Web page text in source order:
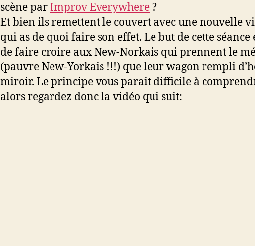
scène parImprov Everywhere?
Et bien ils remettent le couvert avec une nouvelle
qui as de quoi faire son effet. Le but de cette séance
de faire croire aux New-Norkais qui prennent le
(pauvre New-Yorkais !!!) que leur wagon rempli
miroir. Le principe vous parait difficile à
alors regardez donc la vidéo qui suit: